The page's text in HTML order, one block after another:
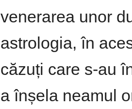
venerarea unor
astrologia, în
căzuți care s-au
a înșela neamul